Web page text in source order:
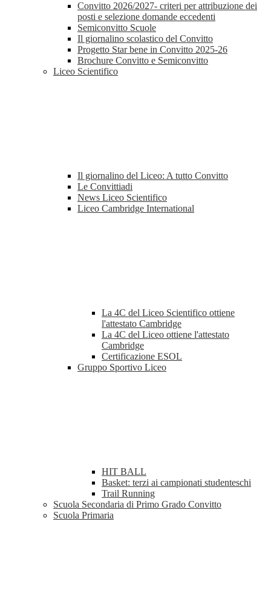
Convitto 2026/2027- criteri per attribuzione dei
posti e selezione domande eccedenti
Semiconvitto Scuole
Il giornalino scolastico del Convitto
Progetto Star bene in Convitto 2025-26
Brochure Convitto e Semiconvitto
Liceo Scientifico
Il giornalino del Liceo: A tutto Convitto
Le Convittiadi
News Liceo Scientifico
Liceo Cambridge International
La 4C del Liceo Scientifico ottiene
l'attestato Cambridge
La 4C del Liceo ottiene l'attestato
Cambridge
Certificazione ESOL
Gruppo Sportivo Liceo
HIT BALL
Basket: terzi ai campionati studenteschi
Trail Running
Scuola Secondaria di Primo Grado Convitto
Scuola Primaria